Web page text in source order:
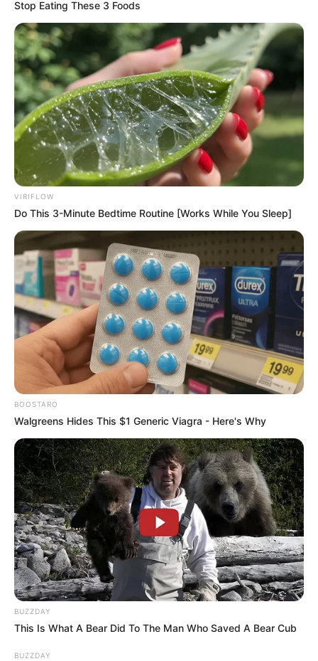
Quermania folgen: Impressum & Kontakt
Smartphone Startseite
Suchen:
Auf einigen Seiten dieses Projektes sind Affiliate-
Angebote integriert. Wenn etwas darüber gebucht oder
gekauft wird, ist das eine Unterstützung, ohne dass sich
dadurch der Preis ändert.
Stop Eating These 3 Foods
VIRIFLOW
Do This 3-Minute Bedtime Routine [Works While You Sleep]
BOOSTARO
Walgreens Hides This $1 Generic Viagra - Here's Why
BUZZDAY
This Is What A Bear Did To The Man Who Saved A Bear Cub
BUZZDAY